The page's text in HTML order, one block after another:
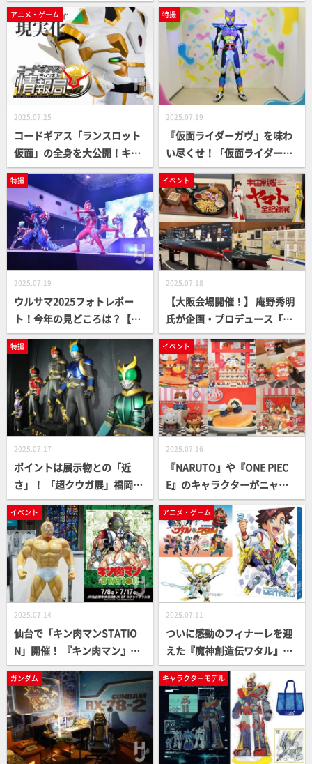
催（～8月15日）！ガチャガ
チャ60周年記念し、各メーカ
ーやクリエイターアイテムが
集結。“幻のガチャガチャ”の
特別展示も!?
ラムネ&40』と夢のコラボ！
「魔神英雄伝ワタル&魔神創
造伝ワタル展」は8月3日
（日）まで開催中
アニメ・ゲーム
2025.07.25
コードギアス「ランスロット
仮面」の全身を大公開！キャ
スターを務める最新情報番組
「コードギアスチャンネル情
報局」を見逃すな！【コード
ギアス】
特撮
2025.07.19
『仮面ライダーガヴ』を味わ
い尽くせ！「仮面ライダーガ
ヴ 夏だ！ガヴっと仮面ライ
ダーサマーパーティー」30日
まで開催中！
特撮
2025.07.19
ウルサマ2025フォトレポー
ト！今年の見どころは？【ウ
ルトラヒーローズEXPO 2025
サマーフェスティバル IN 池
袋・サンシャインシティ】
イベント
2025.07.18
【大阪会場開催！】 庵野秀明
氏が企画・プロデュース「宇
宙戦艦ヤマト全記録展」が大
阪・なんばスカイオ 7階コン
ベンションホールにて明日7
月19日（土）より開催！大阪
会場の様子をフォトレポー
ト！
特撮
2025.07.17
ポイントは展示物との「近
さ」！ 「超クウガ展」福岡会
場レポート！
イベント
2025.07.16
『NARUTO』や『ONE PIEC
E』のキャラクターがニャン
コ化!? 北千住マルイで「MEG
A CAT PROJECT POP UP SH
OP」が開催中！【会期／7月
12日（土）～7月21日（月・
祝）】
イベント
2025.07.14
仙台で「キン肉マンSTATIO
N」開催！ 『キン肉マン』物
販イベントがJR仙台駅ステン
ドグラス前で展開中！郷土菓
子「かもめの玉子」とのコラ
ボも【7/17(木)まで】
アニメ・ゲーム
2025.07.11
ついに感動のフィナーレを迎
えた『魔神創造伝ワタル』。
最強「神龍王丸」、最凶「大
炎上丸」の2大魔神を紹介！7/
12スタートの「ワタル展」紹
介、BD付属限定キット情報と
盛りだくさんでお届け！
ガンダム キャラクターモデル